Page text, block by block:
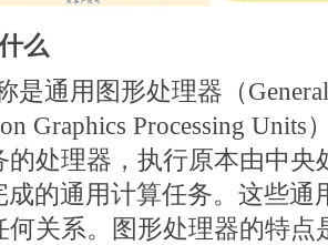
么
是通用图形处理器（
Graphics Processing Units
的处理器，执行原本由中央
成的通用计算任务。这些通
何关系。图形处理器的特点